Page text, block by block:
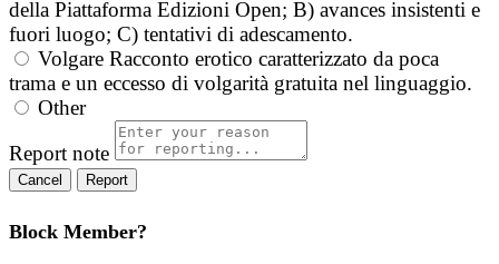
della Piattaforma Edizioni Open; B) avances insistenti e
fuori luogo; C) tentativi di adescamento.
Volgare Racconto erotico caratterizzato da poca
trama e un eccesso di volgarità gratuita nel linguaggio.
Other
Report note
Report
Block Member?